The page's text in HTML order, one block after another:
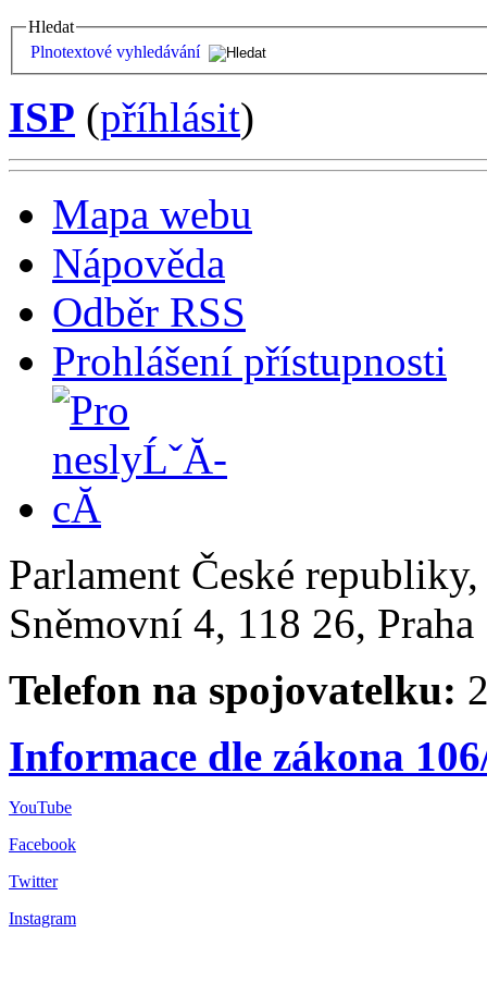
Hledat
Plnotextové vyhledávání
ISP (příhlásit)
Mapa webu
Nápověda
Odběr RSS
Prohlášení přístupnosti
Parlament České
Sněmovní 4, 118 26,
Telefon na spojovatelku:
Informace dle zákona
YouTube
Facebook
Twitter
Instagram